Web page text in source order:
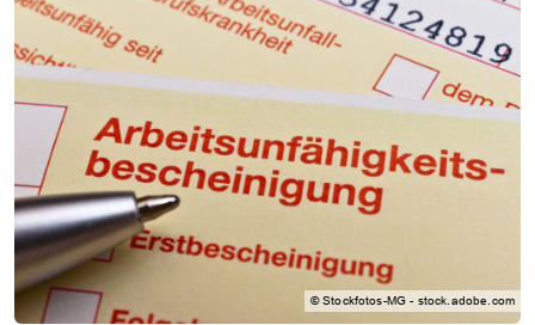
© Stockfotos-MG - stock.adobe.com